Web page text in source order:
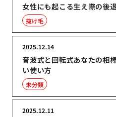
女性にも起こる生え際の後
抜け毛
音波式と回転式あなたの相
い使い方
2025.12.14
未分類
2025.12.11